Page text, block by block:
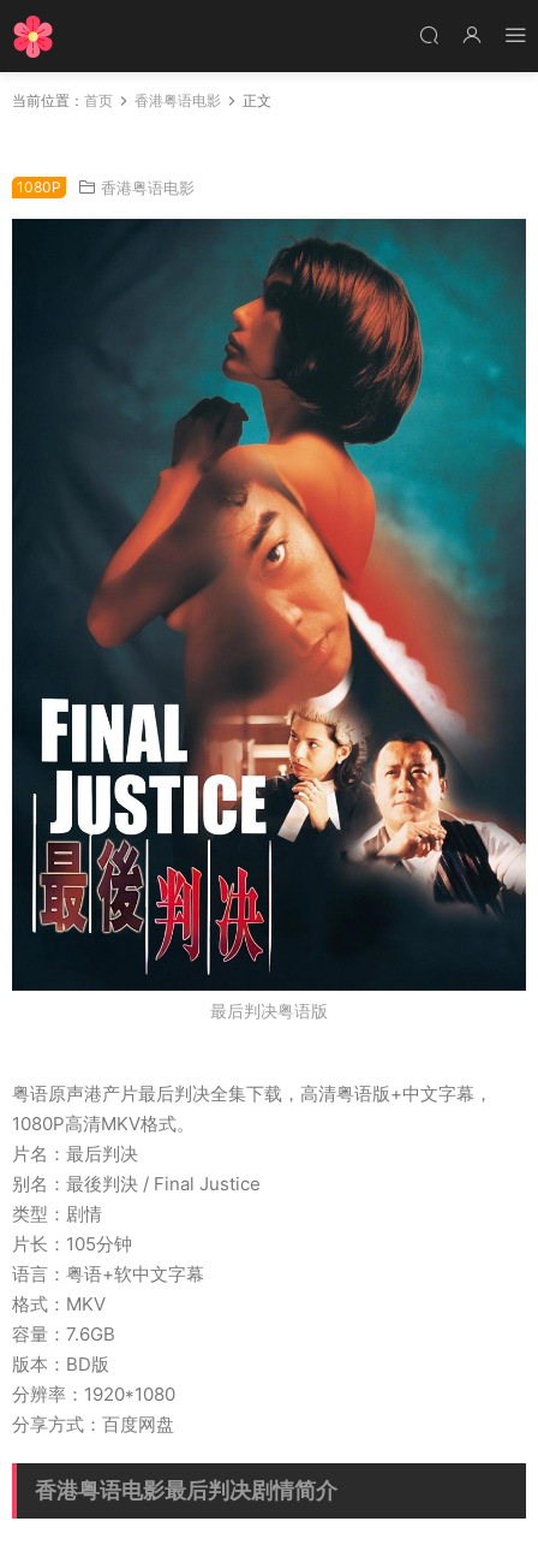
当前位置： 首页 香港粤语电影 正文
1080P 香港粤语电影
最后判决粤语版
粤语原声港产片最后判决全集下载，高清粤语版+中文字幕，
1080P高清MKV格式。
片名：最后判决
别名：最後判決 / Final Justice
类型：剧情
片长：105分钟
语言：粤语+软中文字幕
格式：MKV
容量：7.6GB
版本：BD版
分辨率：1920*1080
分享方式：百度网盘
香港粤语电影最后判决剧情简介